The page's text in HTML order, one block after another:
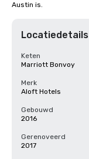
Austin is.
Locatiedetails
Keten
Marriott Bonvoy
Merk
Aloft Hotels
Gebouwd
2016
Gerenoveerd
2017